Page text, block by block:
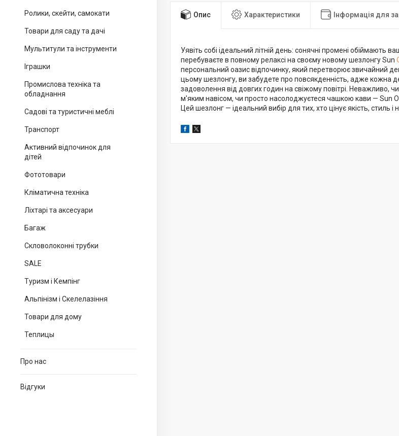
Ролики, скейти, самокати
Товари для саду та дачі
Мультитули та інструменти
Іграшки
Промислова техніка та
обладнання
Садові та туристичні меблі
Транспорт
Активний відпочинок для
дітей
Фототовари
Кліматична техніка
Ліхтарі та аксесуари
Багаж
Скловолоконні трубки
SALE
Туризм і Кемпінг
Альпінізм і Скелелазіння
Товари для дому
Теплицы
Про нас
Відгуки
Опис Характеристики Інформація для
Уявіть собі ідеальний літній день: сонячні промені обіймають
перебуваєте в повному релаксі на своєму новому шезлонгу Sun
персональний оазис відпочинку, який перетворює звичайний
цьому шезлонгу, ви забудете про повсякденність, адже кожна
задоволення від довгих годин на свіжому повітрі. Неважливо,
м'яким навісом, чи просто насолоджуєтеся чашкою кави — Sun
Цей шезлонг — ідеальний вибір для тих, хто цінує якість, стиль